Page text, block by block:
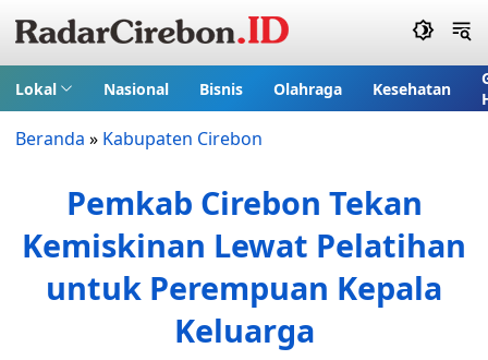
Lokal Nasional Bisnis Olahraga Kesehatan
Beranda » Kabupaten Cirebon
Pemkab Cirebon Tekan
Kemiskinan Lewat Pelatihan
untuk Perempuan Kepala
Keluarga